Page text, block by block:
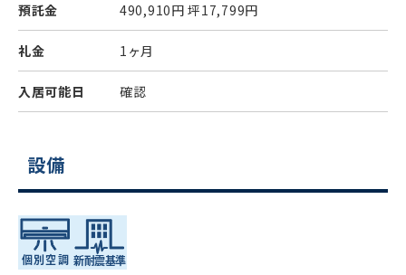
預託金 490,910円 坪17,799円
礼金 1ヶ月
入居可能日 確認
設備